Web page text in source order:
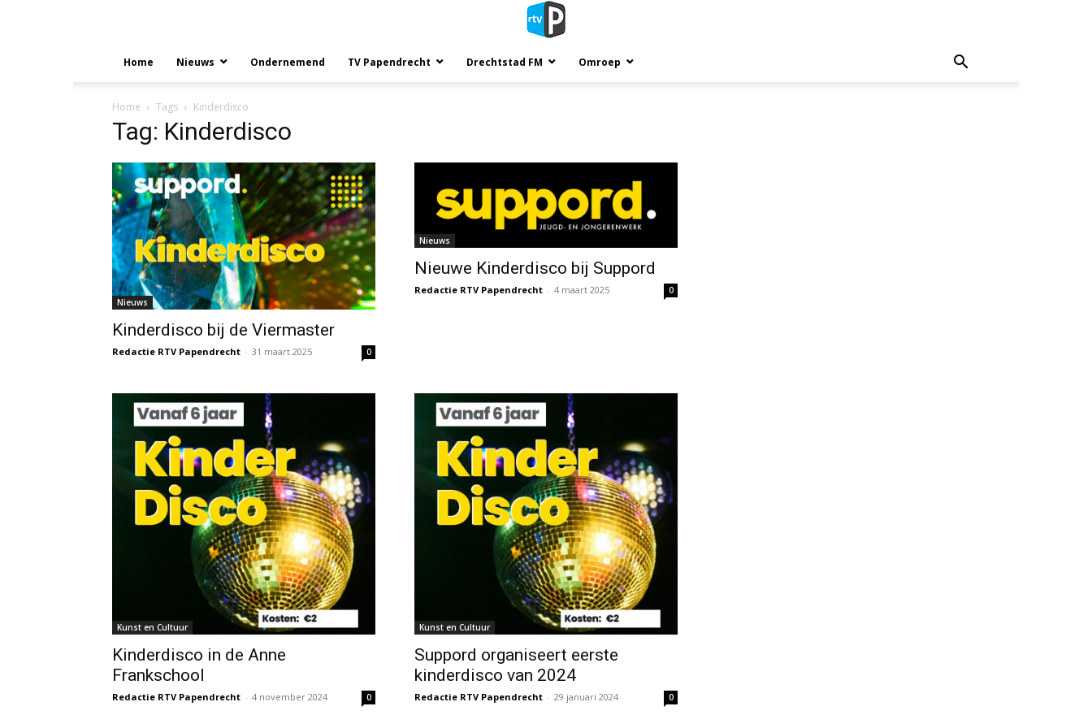
Home Nieuws Ondernemend TV Papendrecht Drechtstad FM Omroep
Home Tags Kinderdisco
Tag: Kinderdisco
Nieuws
Kinderdisco bij de Viermaster
Redactie RTV Papendrecht - 31 maart 2025 0
Nieuws
Nieuwe Kinderdisco bij Suppord
Redactie RTV Papendrecht - 4 maart 2025 0
Kunst en Cultuur
Kinderdisco in de Anne
Frankschool
Redactie RTV Papendrecht - 4 november 2024 0
Kunst en Cultuur
Suppord organiseert eerste
kinderdisco van 2024
Redactie RTV Papendrecht - 29 januari 2024 0